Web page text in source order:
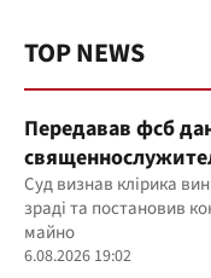
TOP NEWS
Передавав фсб
років
Суд визнав клірика
зраді та постановив
майно
6.08.2026 19:02